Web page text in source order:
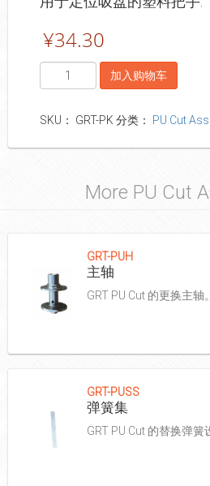
¥34.30
量
加入购物车
SKU： GRT-PK 分类： PU Cut
More PU Cut
GRT-PUH
主轴
GRT PU Cut 的更换主轴。
GRT-PUSS
弹簧集
GRT PU Cut 的替换弹簧